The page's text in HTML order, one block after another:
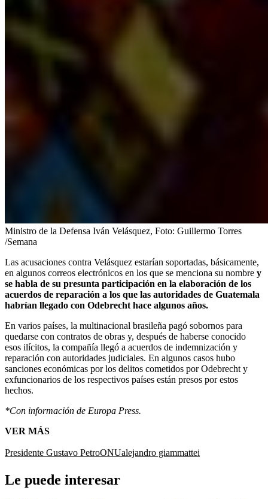
Ministro de la Defensa Iván Velásquez, Foto: Guillermo Torres
/Semana
Las acusaciones contra Velásquez estarían soportadas, básicamente,
en algunos correos electrónicos en los que se menciona su nombre y
se habla de su presunta participación en la elaboración de los
acuerdos de reparación a los que las autoridades de Guatemala
habrían llegado con Odebrecht hace algunos años.
En varios países, la multinacional brasileña pagó sobornos para
quedarse con contratos de obras y, después de haberse conocido
esos ilícitos, la compañía llegó a acuerdos de indemnización y
reparación con autoridades judiciales. En algunos casos hubo
sanciones económicas por los delitos cometidos por Odebrecht y
exfuncionarios de los respectivos países están presos por estos
hechos.
*Con información de Europa Press.
VER MÁS
Presidente Gustavo PetroONUalejandro giammattei
Le puede interesar